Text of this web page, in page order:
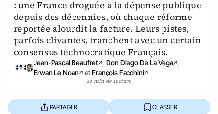
: une France droguée à la dépense publique
depuis des décennies, où chaque réforme
reportée alourdit la facture. Leurs pistes,
parfois clivantes, tranchent avec un certain
consensus technocratique Français.
Jean-Pascal Beaufret , Don Diego De La Vega ,
Erwan Le Noan
et François Facchini
20 min de lecture
PARTAGER CLASSER